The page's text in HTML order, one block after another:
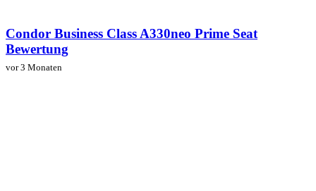
Condor Business Class A330neo Prime Seat
Bewertung
vor 3 Monaten